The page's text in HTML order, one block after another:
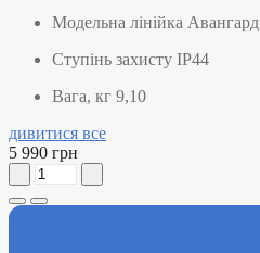
Модельна лінійка Авангард
Ступінь захисту IP44
Вага, кг 9,10
дивитися все
5 990 грн